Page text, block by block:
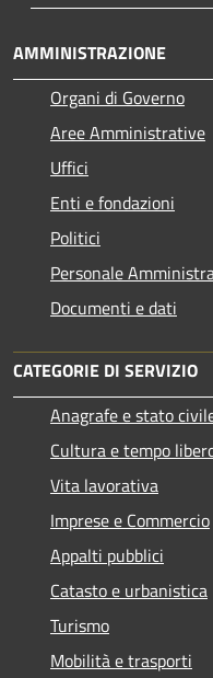
AMMINISTRAZIONE
Organi di Governo
Aree Amministrative
Uffici
Enti e fondazioni
Politici
Personale
Documenti e dati
CATEGORIE DI SERVIZIO
Anagrafe e stato
Cultura e tempo
Vita lavorativa
Imprese e Commercio
Appalti pubblici
Catasto e urbanistica
Turismo
Mobilità e trasporti